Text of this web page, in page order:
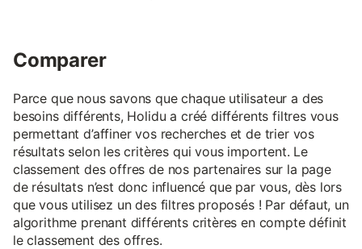
Comparer
Parce que nous savons que chaque utilisateur a des
besoins différents, Holidu a créé différents filtres vous
permettant d’affiner vos recherches et de trier vos
résultats selon les critères qui vous importent. Le
classement des offres de nos partenaires sur la page
de résultats n’est donc influencé que par vous, dès lors
que vous utilisez un des filtres proposés ! Par défaut, un
algorithme prenant différents critères en compte définit
le classement des offres.